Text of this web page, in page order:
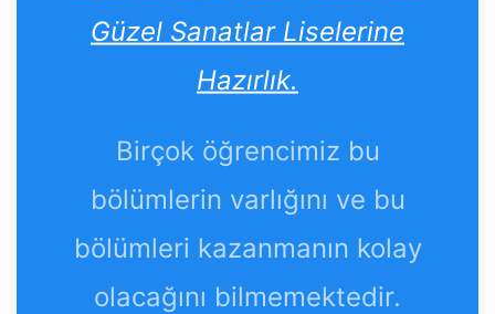
Güzel Sanatlar Liselerine
Hazırlık.
Birçok öğrencimiz bu
bölümlerin varlığını ve bu
bölümleri kazanmanın kolay
olacağını bilmemektedir.